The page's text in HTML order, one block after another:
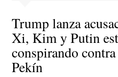
Trump lanza
Xi, Kim y Putin
conspirando
Pekín